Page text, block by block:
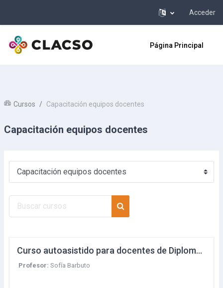
Acceder
Página Principal
Cursos Capacitación equipos docentes
Capacitación equipos docentes
Categorías
Buscar cursos
Curso autoasistido para docentes de Diplomas superiores
Profesor:Sofía Barbuto